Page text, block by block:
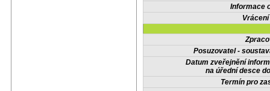
Informace
Posuzovatel -
Datum zveřejnění
na úřední desce
Termín pro